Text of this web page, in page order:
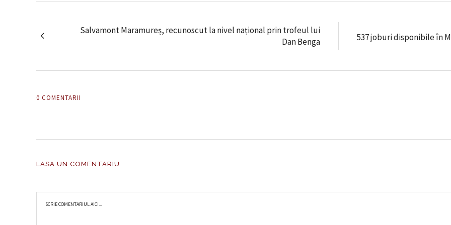
Salvamont Maramureș, recunoscut la nivel național prin trofeul lui
Dan Benga
537 joburi disponibile în
0 COMENTARII
LASA UN COMENTARIU